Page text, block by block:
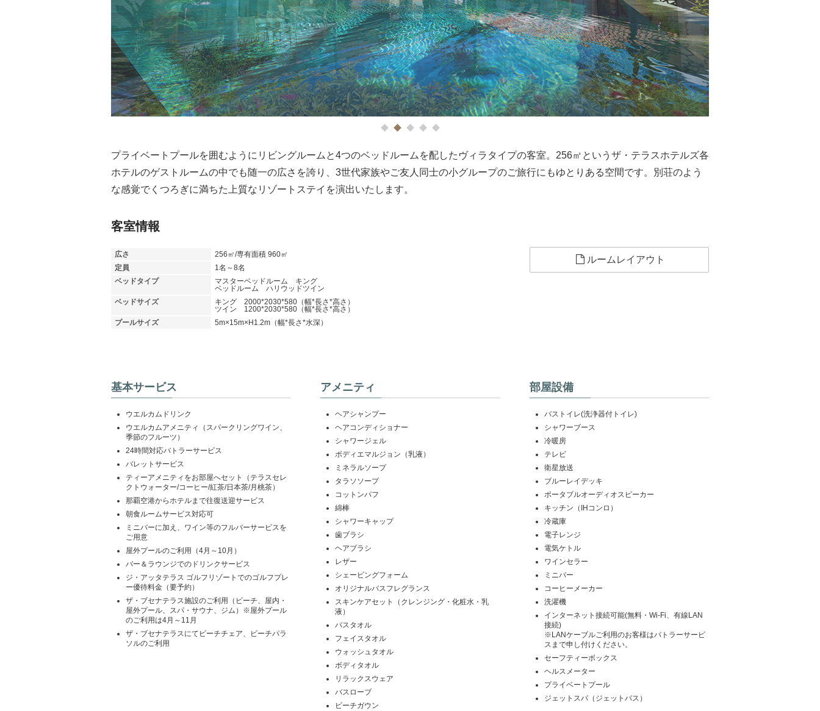
プライベートプールを囲むようにリビングルームと4つのベッドルームを配したヴィラタイプの客室。256㎡というザ・テラスホテルズ各
ホテルのゲストルームの中でも随一の広さを誇り、3世代家族やご友人同士の小グループのご旅行にもゆとりある空間です。別荘のよう
な感覚でくつろぎに満ちた上質なリゾートステイを演出いたします。
客室情報
広さ
256㎡/専有面積 960㎡
定員
1名～8名
ベッドタイプ
マスターベッドルーム キング
ベッドルーム ハリウッドツイン
ベッドサイズ
キング 2000*2030*580（幅*長さ*高さ）
ツイン 1200*2030*580（幅*長さ*高さ）
プールサイズ
5m×15m×H1.2m（幅*長さ*水深）
ルームレイアウト
基本サービス
ウエルカムドリンク
ウエルカムアメニティ（スパークリングワイン、
季節のフルーツ）
24時間対応バトラーサービス
バレットサービス
ティーアメニティをお部屋へセット（テラスセレ
クトウォーター/コーヒー/紅茶/日本茶/月桃茶）
那覇空港からホテルまで往復送迎サービス
朝食ルームサービス対応可
ミニバーに加え、ワイン等のフルバーサービスを
ご用意
屋外プールのご利用（4月～10月）
バー＆ラウンジでのドリンクサービス
ジ・アッタテラス ゴルフリゾートでのゴルフプレ
ー優待料金（要予約）
ザ・ブセナテラス施設のご利用（ビーチ、屋内・
屋外プール、スパ・サウナ、ジム）※屋外プール
のご利用は4月～11月
ザ・ブセナテラスにてビーチチェア、ビーチパラ
ソルのご利用
アメニティ
ヘアシャンプー
ヘアコンディショナー
シャワージェル
ボディエマルジョン（乳液）
ミネラルソープ
タラソソープ
コットンパフ
綿棒
シャワーキャップ
歯ブラシ
ヘアブラシ
レザー
シェービングフォーム
オリジナルバスフレグランス
スキンケアセット（クレンジング・化粧水・乳
液）
バスタオル
フェイスタオル
ウォッシュタオル
ボディタオル
リラックスウェア
バスローブ
ビーチガウン
部屋設備
バストイレ(洗浄器付トイレ)
シャワーブース
冷暖房
テレビ
衛星放送
ブルーレイデッキ
ポータブルオーディオスピーカー
キッチン（IHコンロ）
冷蔵庫
電子レンジ
電気ケトル
ワインセラー
ミニバー
コーヒーメーカー
洗濯機
インターネット接続可能(無料・Wi-Fi、有線LAN
接続)
※LANケーブルご利用のお客様はバトラーサービ
スまで申し付けください。
セーフティーボックス
ヘルスメーター
プライベートプール
ジェットスパ（ジェットバス）